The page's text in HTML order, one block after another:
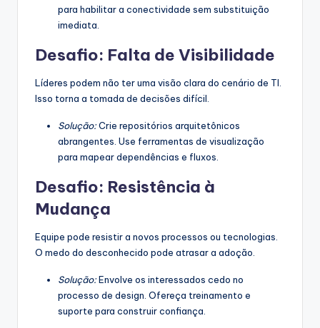
para habilitar a conectividade sem substituição
imediata.
Desafio: Falta de Visibilidade
Líderes podem não ter uma visão clara do cenário de TI.
Isso torna a tomada de decisões difícil.
Solução:Crie repositórios arquitetônicos
abrangentes. Use ferramentas de visualização
para mapear dependências e fluxos.
Desafio: Resistência à
Mudança
Equipe pode resistir a novos processos ou tecnologias.
O medo do desconhecido pode atrasar a adoção.
Solução:Envolve os interessados cedo no
processo de design. Ofereça treinamento e
suporte para construir confiança.